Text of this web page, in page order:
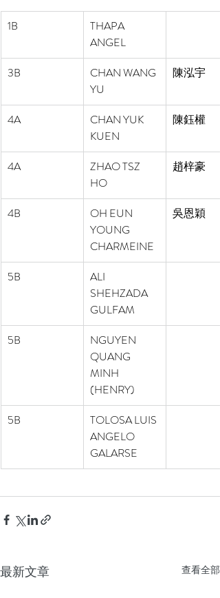
1B
THAPA
ANGEL
3B
CHAN WANG
YU
陳泓宇
4A
CHAN YUK
KUEN
陳鈺權
4A
ZHAO TSZ
HO
趙梓豪
4B
OH EUN
YOUNG
CHARMEINE
吳恩穎
5B
ALI
SHEHZADA
GULFAM
5B
NGUYEN
QUANG
MINH
(HENRY)
5B
TOLOSA LUIS
ANGELO
GALARSE
最新文章 查看全部